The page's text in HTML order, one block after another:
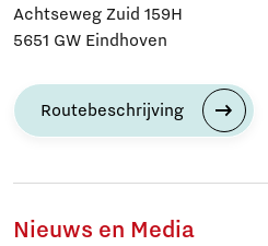
Achtseweg Zuid 159H
5651 GW Eindhoven
Routebeschrijving
Nieuws en Media